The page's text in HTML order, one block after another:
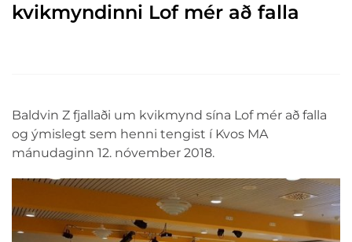
kvikmyndinni Lof mér að falla
Baldvin Z fjallaði um kvikmynd sína Lof mér að falla
og ýmislegt sem henni tengist í Kvos MA
mánudaginn 12. nóvember 2018.